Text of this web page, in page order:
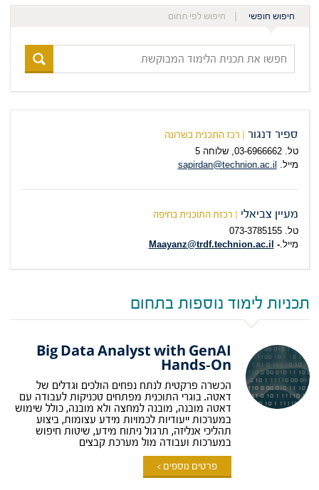
חיפוש חופשי חיפוש לפי תחום
חפשו
את
תכנית
המבוקשת
ספיר דנגור | רכז התכנית בשרונה
טל. 03-6966662, שלוחה 5
מייל. sapirdan@technion.ac.il
מעיין צביאלי | רכזת התוכנית בחיפה
טל. 073-3785155
מייל.-
Maayanz@trdf.technion.ac.il
תכניות לימוד נוספות בתחום
Big Data Analyst with GenAI
Hands-On
הכשרה פרקטית לנתח נפחים הולכים וגדלים של
דאטה. בוגרי התוכנית מפתחים טכניקות לעבודה עם
דאטה מובנה, מובנה למחצה ולא מובנה, כולל שימוש
במערכות ייעודיות לכמויות מידע עצומות, ביצוע
תהליכי אנליזה, תרגול ניתוח מידע, שיטות חיפוש
במערכות ועבודה מול מערכת קבצים
פרטים נוספים >